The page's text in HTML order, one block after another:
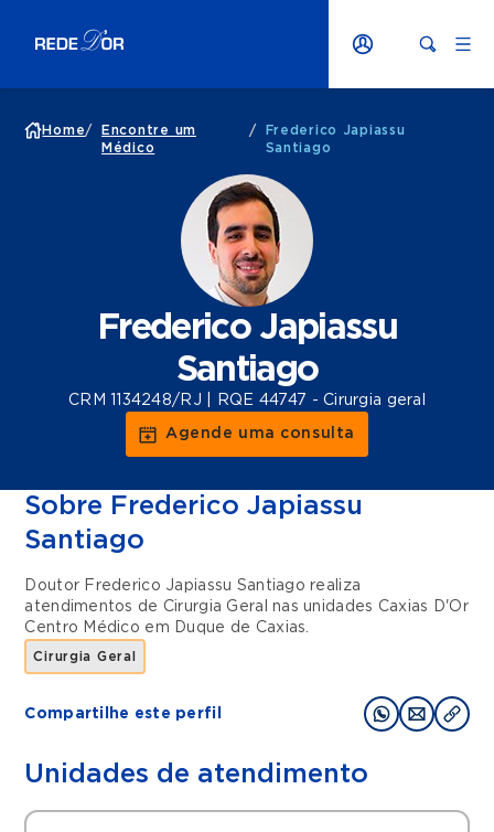
Home/
Encontre um
Médico
/
Frederico Japiassu
Santiago
Frederico Japiassu
Santiago
CRM 1134248/RJ | RQE 44747 - Cirurgia geral
Agende uma consulta
Sobre Frederico Japiassu
Santiago
Doutor Frederico Japiassu Santiago realiza
atendimentos de Cirurgia Geral nas unidades Caxias D'Or
Centro Médico em Duque de Caxias.
Cirurgia Geral
Compartilhe este perfil
Unidades de atendimento